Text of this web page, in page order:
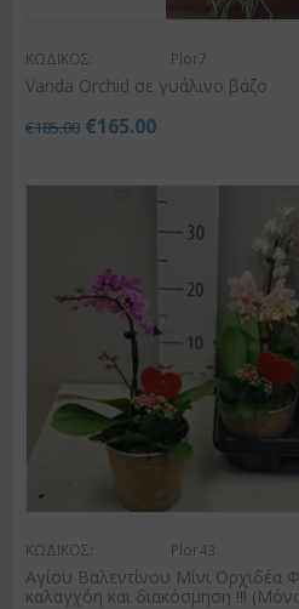
ΚΩΔΙΚΟΣ: Plor7
Vanda Orchid σε γυάλινο βάζο
€185.00 €165.00
ΚΩΔΙΚΟΣ: Plor43
Αγίου Βαλεντίνου Μίνι Ορχιδέα
καλαγχόη και διακόσμηση !!!